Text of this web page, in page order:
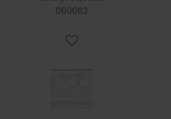
VOZILA; Komplet 3
060062